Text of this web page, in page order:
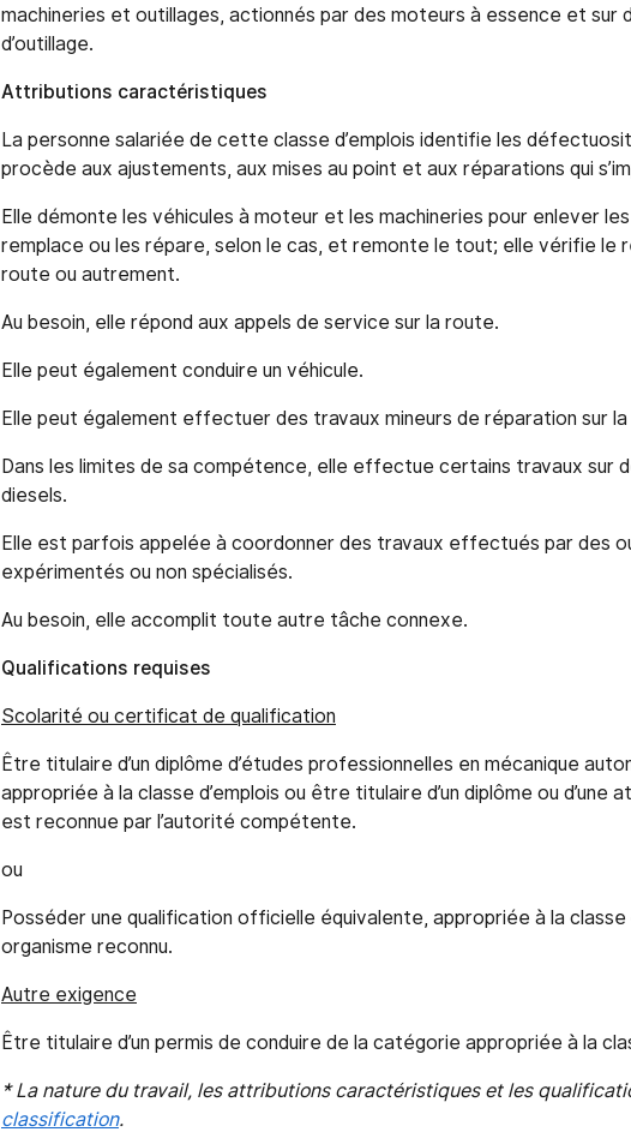
machineries et outillages, actionnés par des moteurs à essence et sur
d’outillage.
Attributions caractéristiques
La personne salariée de cette classe d’emplois identifie les
procède aux ajustements, aux mises au point et aux réparations qui
Elle démonte les véhicules à moteur et les machineries pour enlever
remplace ou les répare, selon le cas, et remonte le tout; elle vérifie le
route ou autrement.
Au besoin, elle répond aux appels de service sur la route.
Elle peut également conduire un véhicule.
Elle peut également effectuer des travaux mineurs de réparation sur
Dans les limites de sa compétence, elle effectue certains travaux sur
diesels.
Elle est parfois appelée à coordonner des travaux effectués par des
expérimentés ou non spécialisés.
Au besoin, elle accomplit toute autre tâche connexe.
Qualifications requises
Scolarité ou certificat de qualification
Être titulaire d’un diplôme d’études professionnelles en mécanique
appropriée à la classe d’emplois ou être titulaire d’un diplôme ou d’une
est reconnue par l’autorité compétente.
ou
Posséder une qualification officielle équivalente, appropriée à la classe
organisme reconnu.
Autre exigence
Être titulaire d’un permis de conduire de la catégorie appropriée à la
* La nature du travail, les attributions caractéristiques et les
classification.